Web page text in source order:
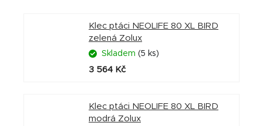
Klec ptáci NEOLIFE 80 XL BIRD
zelená Zolux
Skladem (5 ks)
3 564 Kč
Klec ptáci NEOLIFE 80 XL BIRD
modrá Zolux